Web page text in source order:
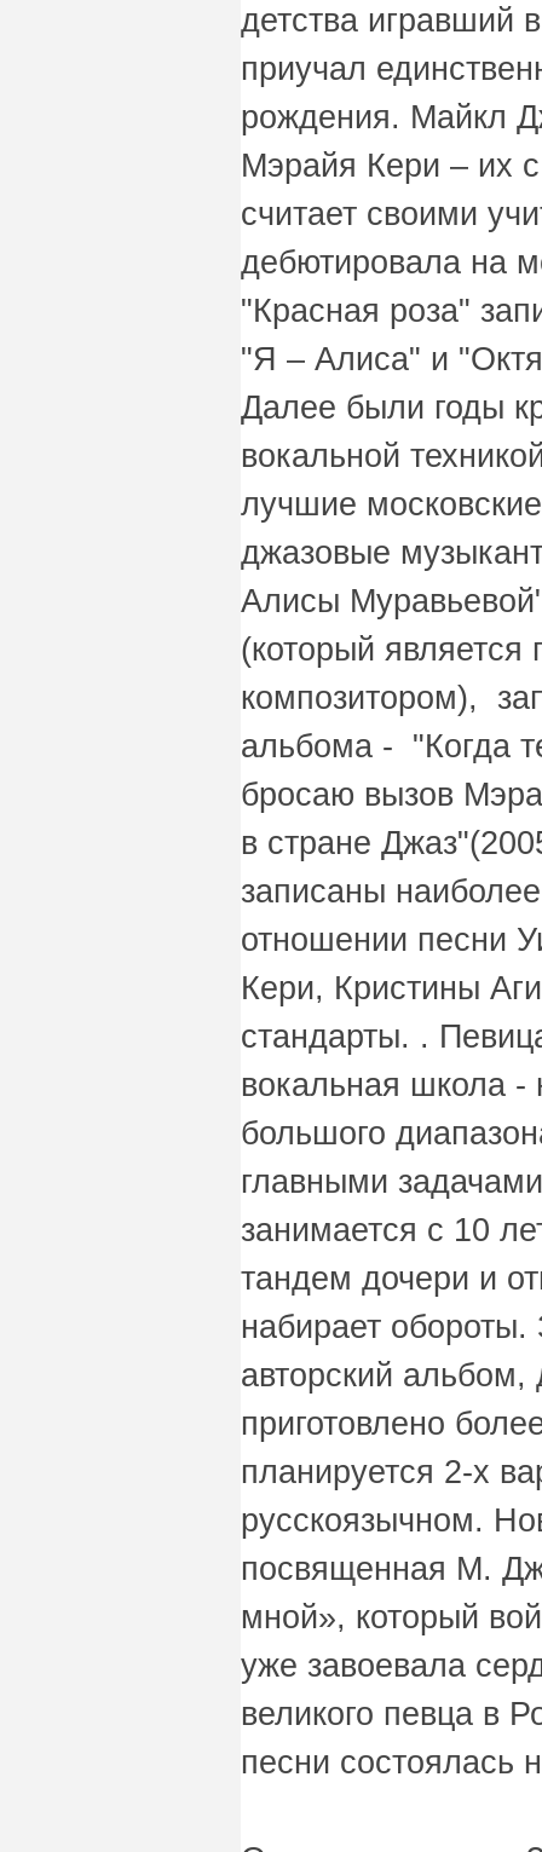
детства игравший
приучал
рождения. Майкл
Мэрайя Кери – их
считает своими
дебютировала на
"Красная роза"
"Я – Алиса" и
Далее были годы
вокальной
лучшие
джазовые
Алисы
(который
композитором),
альбома - "Когда
бросаю вызов
в стране
записаны
отношении песни
Кери, Кристины
стандарты. .
вокальная школа -
большого
главными
занимается с 10
тандем дочери и
набирает
авторский альбом,
приготовлено
планируется 2-х
русскоязычном.
посвященная М.
мной», который
уже завоевала
великого певца в
песни состоялась